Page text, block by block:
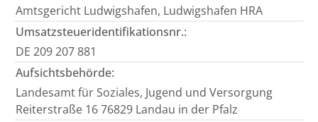
Amtsgericht Ludwigshafen, Ludwigshafen HRA
Umsatzsteueridentifikationsnr.:
DE 209 207 881
Aufsichtsbehörde:
Landesamt für Soziales, Jugend und Versorgung
Reiterstraße 16 76829 Landau in der Pfalz